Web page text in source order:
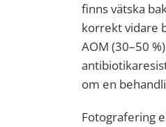
finns vätska
korrekt vidare
AOM (30–50
om en
Fotografering